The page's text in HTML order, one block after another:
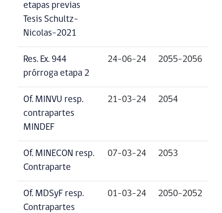
etapas previas
Tesis Schultz-
Nicolas-2021
Res. Ex. 944
prórroga etapa 2
24-06-24 2055-2056
Of. MINVU resp.
contrapartes
MINDEF
21-03-24 2054
Of. MINECON resp.
Contraparte
07-03-24 2053
Of. MDSyF resp.
Contrapartes
01-03-24 2050-2052